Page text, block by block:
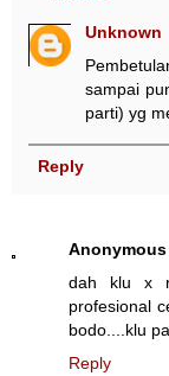
Unknown
sampai
parti) yg
Reply
Anonymous
dah klu x
profesional
bodo....klu
Reply